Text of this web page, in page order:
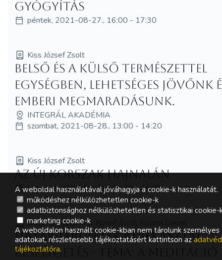
gyógyítás
péntek, 2021-08-27., 16:00 - 17:30
Kiss József Zsolt
Belső és a külső természettel
egységben, lehetséges jövőnk
emberi megmaradásunk.
INTEGRÁL AKADÉMIA
szombat, 2021-08-28., 13:00 - 14:20
Kiss József Zsolt
Az új korszak hajnalán
szombat, 2021-08-28., 14:00 - 15:00
Budai Gergely, Kiss József Zsolt, Kozma Dániel
Határ-területek kerekasztal
beszélgetés - Téma: A meditáció
A weboldal használatával jóváhagyja a cookie-k használatát.
működéshez nélkülözhetetlen cookie-k
adatbiztonsághoz nélkülözhetetlen és statisztikai cookie-
marketing cookie-k
A weboldalon használt cookie-kban nem tárolunk személyes
adatokat, részletesebb tájékoztatásért kattintson az
tájékoztatóra.